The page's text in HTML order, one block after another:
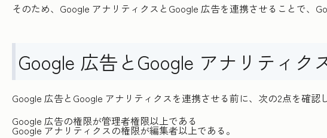
そのため、Google アナリティクスとGoogle 広告を連携させることで、
Google 広告とGoogle アナリティ
Google 広告とGoogle アナリティクスを連携させる前に、次の2点を確認
Google 広告の権限が管理者権限以上である
Google アナリティクスの権限が編集者以上である。